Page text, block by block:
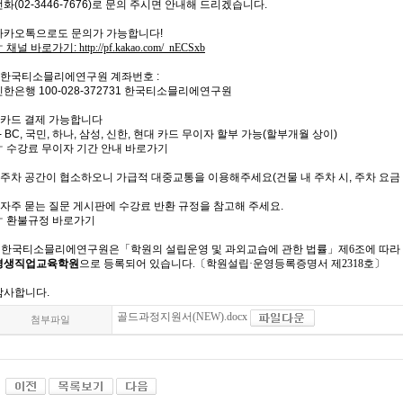
화(02-3446-7676)로 문의 주시면 안내해 드리겠습니다.
카오톡으로도 문의가 가능합니다!
채널 바로가기: http://pf.kakao.com/_nECSxb
국티소믈리에연구원 계좌번호 :
한은행 100-028-372731 한국티소믈리에연구원
드 결제 가능합니다
국민, 하나, 삼성, 신한, 현대 카드 무이자 할부 가능(할부개월 상이)
강료 무이자 기간 안내 바로가기
차 공간이 협소하오니 가급적 대중교통을 이용해주세요(건물 내 주차 시, 주차 요금
주 묻는 질문 게시판에 수강료 반환 규정을 참고해 주세요.
불규정 바로가기
국티소믈리에연구원은「학원의 설립운영 및 과외교습에 관한 법률」제6조에 따라
생직업교육학원으로 등록되어 있습니다.〔학원설립·운영등록증명서 제2318호〕
사합니다.
첨부파일 골드과정지원서(NEW).docx